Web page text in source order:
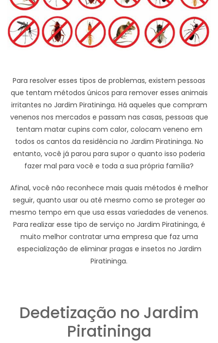
Para resolver esses tipos de problemas, existem pessoas
que tentam métodos únicos para remover esses animais
irritantes no Jardim Piratininga. Há aqueles que compram
venenos nos mercados e passam nas casas, pessoas que
tentam matar cupins com calor, colocam veneno em
todos os cantos da residência no Jardim Piratininga. No
entanto, você já parou para supor o quanto isso poderia
fazer mal para você e toda a sua própria família?
Afinal, você não reconhece mais quais métodos é melhor
seguir, quanto usar ou até mesmo como se proteger ao
mesmo tempo em que usa essas variedades de venenos.
Para realizar esse tipo de serviço no Jardim Piratininga, é
muito melhor contratar uma empresa que faz uma
especialização de eliminar pragas e insetos no Jardim
Piratininga.
Dedetização no Jardim
Piratininga